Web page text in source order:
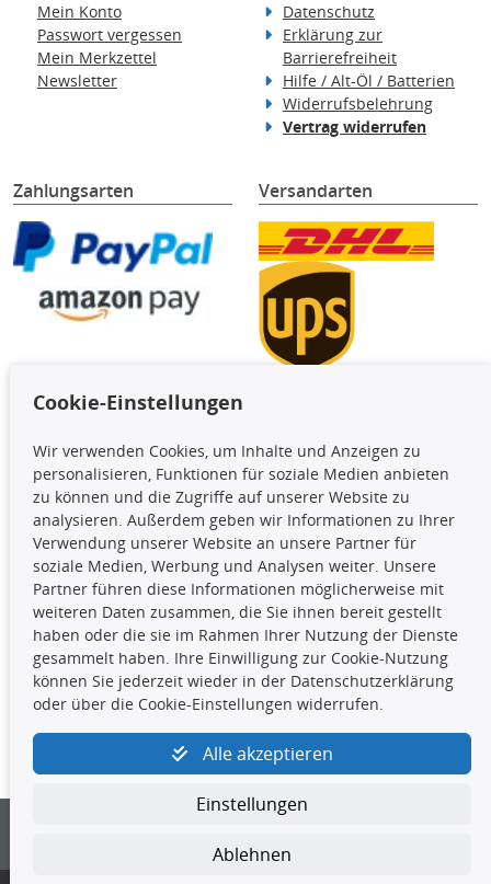
Mein Konto
Passwort vergessen
Mein Merkzettel
Newsletter
Datenschutz
Erklärung zur
Barrierefreiheit
Hilfe / Alt-Öl / Batterien
Widerrufsbelehrung
Vertrag widerrufen
Zahlungsarten Versandarten
Die hier angezeigten Daten,
insbesondere die gesamte Datenbank,
dürfen nicht kopiert werden. Es ist zu
unterlassen, die Daten oder die gesamte Datenbank ohne
vorherige Zustimmung TecDocs zu vervielfältigen, zu
verbreiten und/oder diese Handlungen durch Dritte ausführen
zu lassen. Ein Zuwiderhandeln stellt eine
Urheberrechtsverletzung dar und wird verfolgt.
Kontakt
4yourcar GmbH | Avidesweg 1 | 27386 Hemsbünde |
kundenservice@4yourcar.de
Cookie-Einstellungen
Wir verwenden Cookies, um Inhalte und Anzeigen zu
personalisieren, Funktionen für soziale Medien anbieten
zu können und die Zugriffe auf unserer Website zu
analysieren. Außerdem geben wir Informationen zu Ihrer
Verwendung unserer Website an unsere Partner für
soziale Medien, Werbung und Analysen weiter. Unsere
Partner führen diese Informationen möglicherweise mit
weiteren Daten zusammen, die Sie ihnen bereit gestellt
haben oder die sie im Rahmen Ihrer Nutzung der Dienste
gesammelt haben. Ihre Einwilligung zur Cookie-Nutzung
können Sie jederzeit wieder in der Datenschutzerklärung
oder über die Cookie-Einstellungen widerrufen.
Alle akzeptieren
Einstellungen
Ablehnen